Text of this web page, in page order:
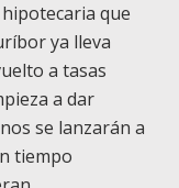
que
ya lleva
a tasas
a dar
se lanzarán a
tiempo